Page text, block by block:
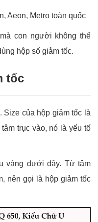
Aeon, Metro toàn quốc
con người không thể
hộp số giảm tốc.
tốc
của hộp giảm tốc là
trục vào, nó là yếu tố
vàng dưới đây. Từ tâm
nên gọi là hộp giảm tốc